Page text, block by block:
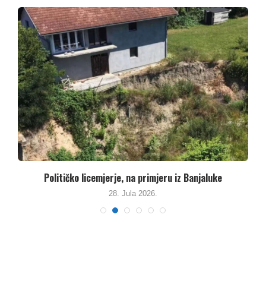
Političko licemjerje, na primjeru iz Banjaluke
28. Jula 2026.